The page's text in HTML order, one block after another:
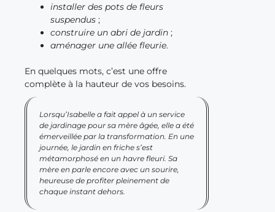
installer des pots de fleurs
suspendus ;
construire un abri de jardin ;
aménager une allée fleurie.
En quelques mots, c’est une offre
complète à la hauteur de vos besoins.
Lorsqu’Isabelle a fait appel à un service
de jardinage pour sa mère âgée, elle a été
émerveillée par la transformation. En une
journée, le jardin en friche s’est
métamorphosé en un havre fleuri. Sa
mère en parle encore avec un sourire,
heureuse de profiter pleinement de
chaque instant dehors.